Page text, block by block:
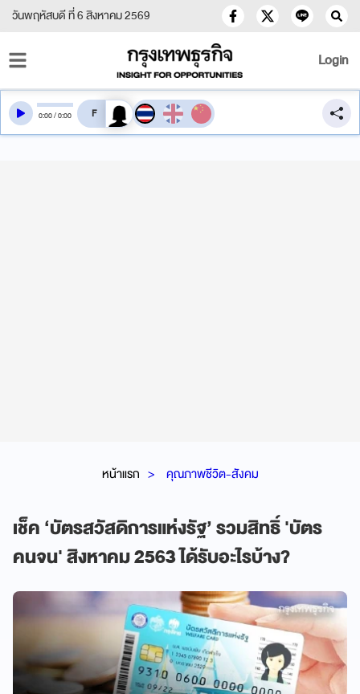
วันพฤหัสบดี ที่ 6 สิงหาคม 2569
Login
หน้าแรก คุณภาพชีวิต-สังคม
เช็ค ‘บัตรสวัสดิการแห่งรัฐ’ รวมสิทธิ์ 'บัตร
คนจน' สิงหาคม 2563 ได้รับอะไรบ้าง?
0:00/0:00 สลับเสียงอ่าน